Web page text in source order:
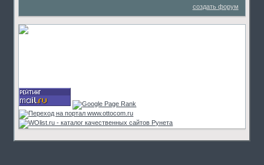
создать форум